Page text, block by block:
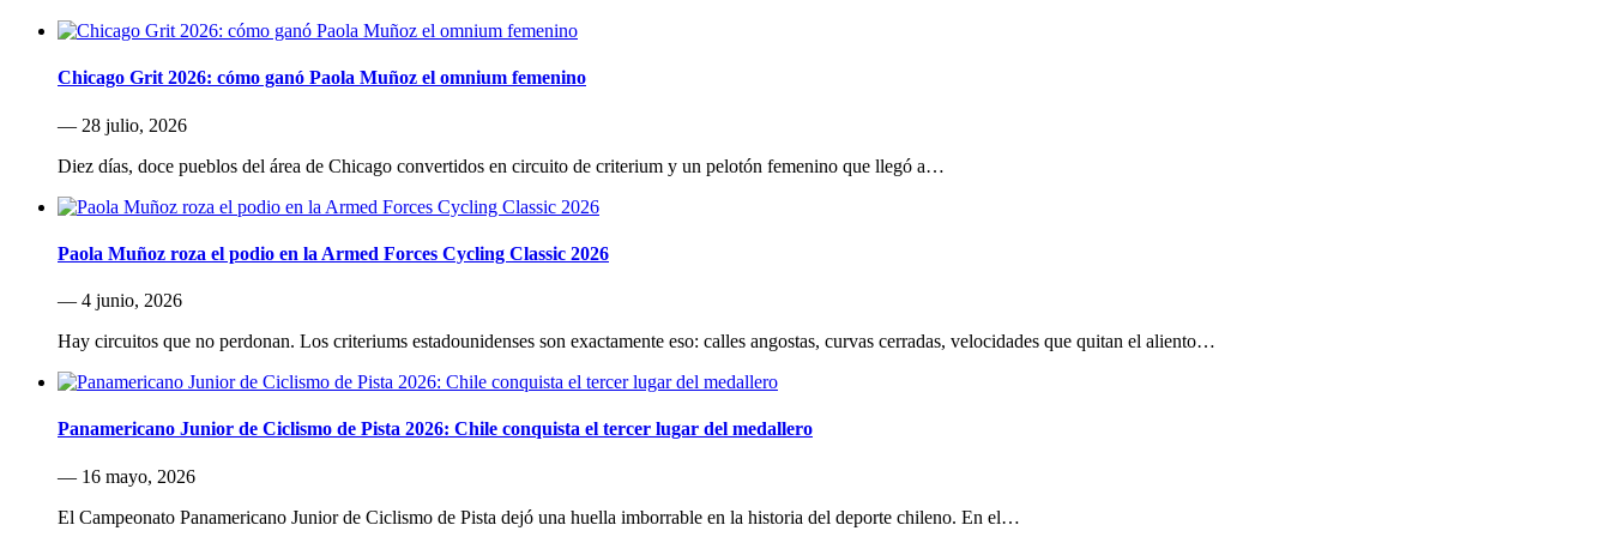
Chicago Grit 2026: cómo ganó Paola Muñoz el omnium femenino
— 28 julio, 2026
Diez días, doce pueblos del área de Chicago convertidos en circuito de criterium y un pelotón femenino que llegó a…
Paola Muñoz roza el podio en la Armed Forces Cycling Classic 2026
— 4 junio, 2026
Hay circuitos que no perdonan. Los criteriums estadounidenses son exactamente eso: calles angostas, curvas cerradas, velocidades que quitan el aliento…
Panamericano Junior de Ciclismo de Pista 2026: Chile conquista el tercer lugar del medallero
— 16 mayo, 2026
El Campeonato Panamericano Junior de Ciclismo de Pista dejó una huella imborrable en la historia del deporte chileno. En el…